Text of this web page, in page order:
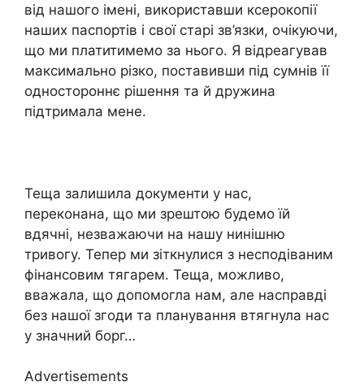
від нашого імені, використавши ксерокопії
наших паспортів і свої старі зв’язки, очікуючи,
що ми платитимемо за нього. Я відреагував
максимально різко, поставивши під сумнів її
одностороннє рішення та й дружина
підтримала мене.
Теща залишила документи у нас,
переконана, що ми зрештою будемо їй
вдячні, незважаючи на нашу нинішню
тривогу. Тепер ми зіткнулися з несподіваним
фінансовим тягарем. Теща, можливо,
вважала, що допомогла нам, але насправді
без нашої згоди та планування втягнула нас
у значний борг…
Advertisements